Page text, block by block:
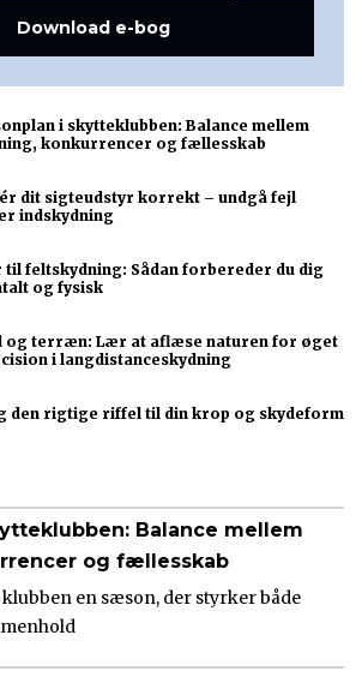
Download e-bog
i skytteklubben: Balance mellem
konkurrencer og fællesskab
dit sigteudstyr korrekt – undgå fejl
indskydning
til feltskydning: Sådan forbereder du dig
og fysisk
og terræn: Lær at aflæse naturen for øget
i langdistanceskydning
den rigtige riffel til din krop og skydeform
Balance mellem
og fællesskab
en sæson, der styrker både